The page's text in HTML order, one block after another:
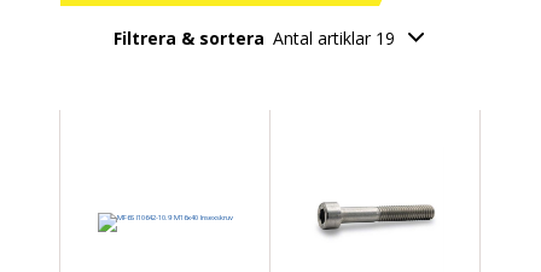
Filtrera & sortera Antal artiklar 19